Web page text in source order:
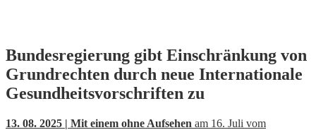
Skip
to
content
Bundesregierung gibt Einschränkung von
Grundrechten durch neue Internationale
Gesundheitsvorschriften zu
13. 08. 2025 | Mit einem ohne Aufsehen am 16. Juli vom